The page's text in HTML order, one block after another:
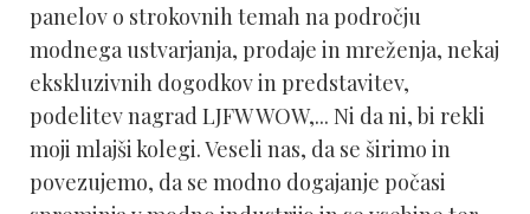
panelov o strokovnih temah na področju
modnega ustvarjanja, prodaje in mreženja, nekaj
ekskluzivnih dogodkov in predstavitev,
podelitev nagrad LJFW WOW,... Ni da ni, bi rekli
moji mlajši kolegi. Veseli nas, da se širimo in
povezujemo, da se modno dogajanje počasi